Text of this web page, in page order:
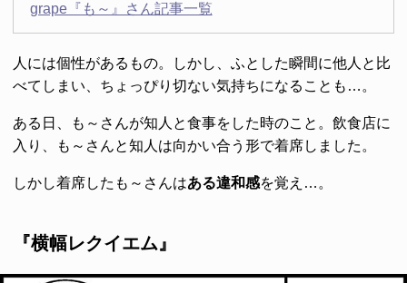
grape『も～』さん記事一覧
人には個性があるもの。しかし、ふとした瞬間に他人と比
べてしまい、ちょっぴり切ない気持ちになることも…。
ある日、も～さんが知人と食事をした時のこと。飲食店に
入り、も～さんと知人は向かい合う形で着席しました。
しかし着席したも～さんはある違和感を覚え…。
『横幅レクイエム』